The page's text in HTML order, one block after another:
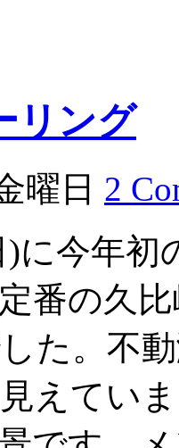
リング
曜日 2
)に今年
番の久
た。不
えてい